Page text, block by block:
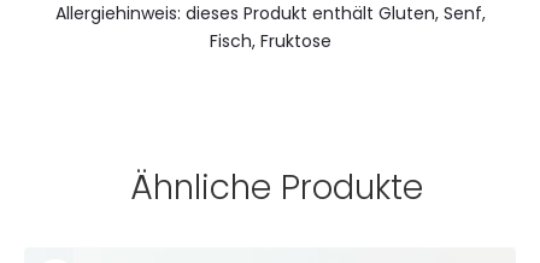
Allergiehinweis: dieses Produkt enthält Gluten, Senf,
Fisch, Fruktose
Ähnliche Produkte